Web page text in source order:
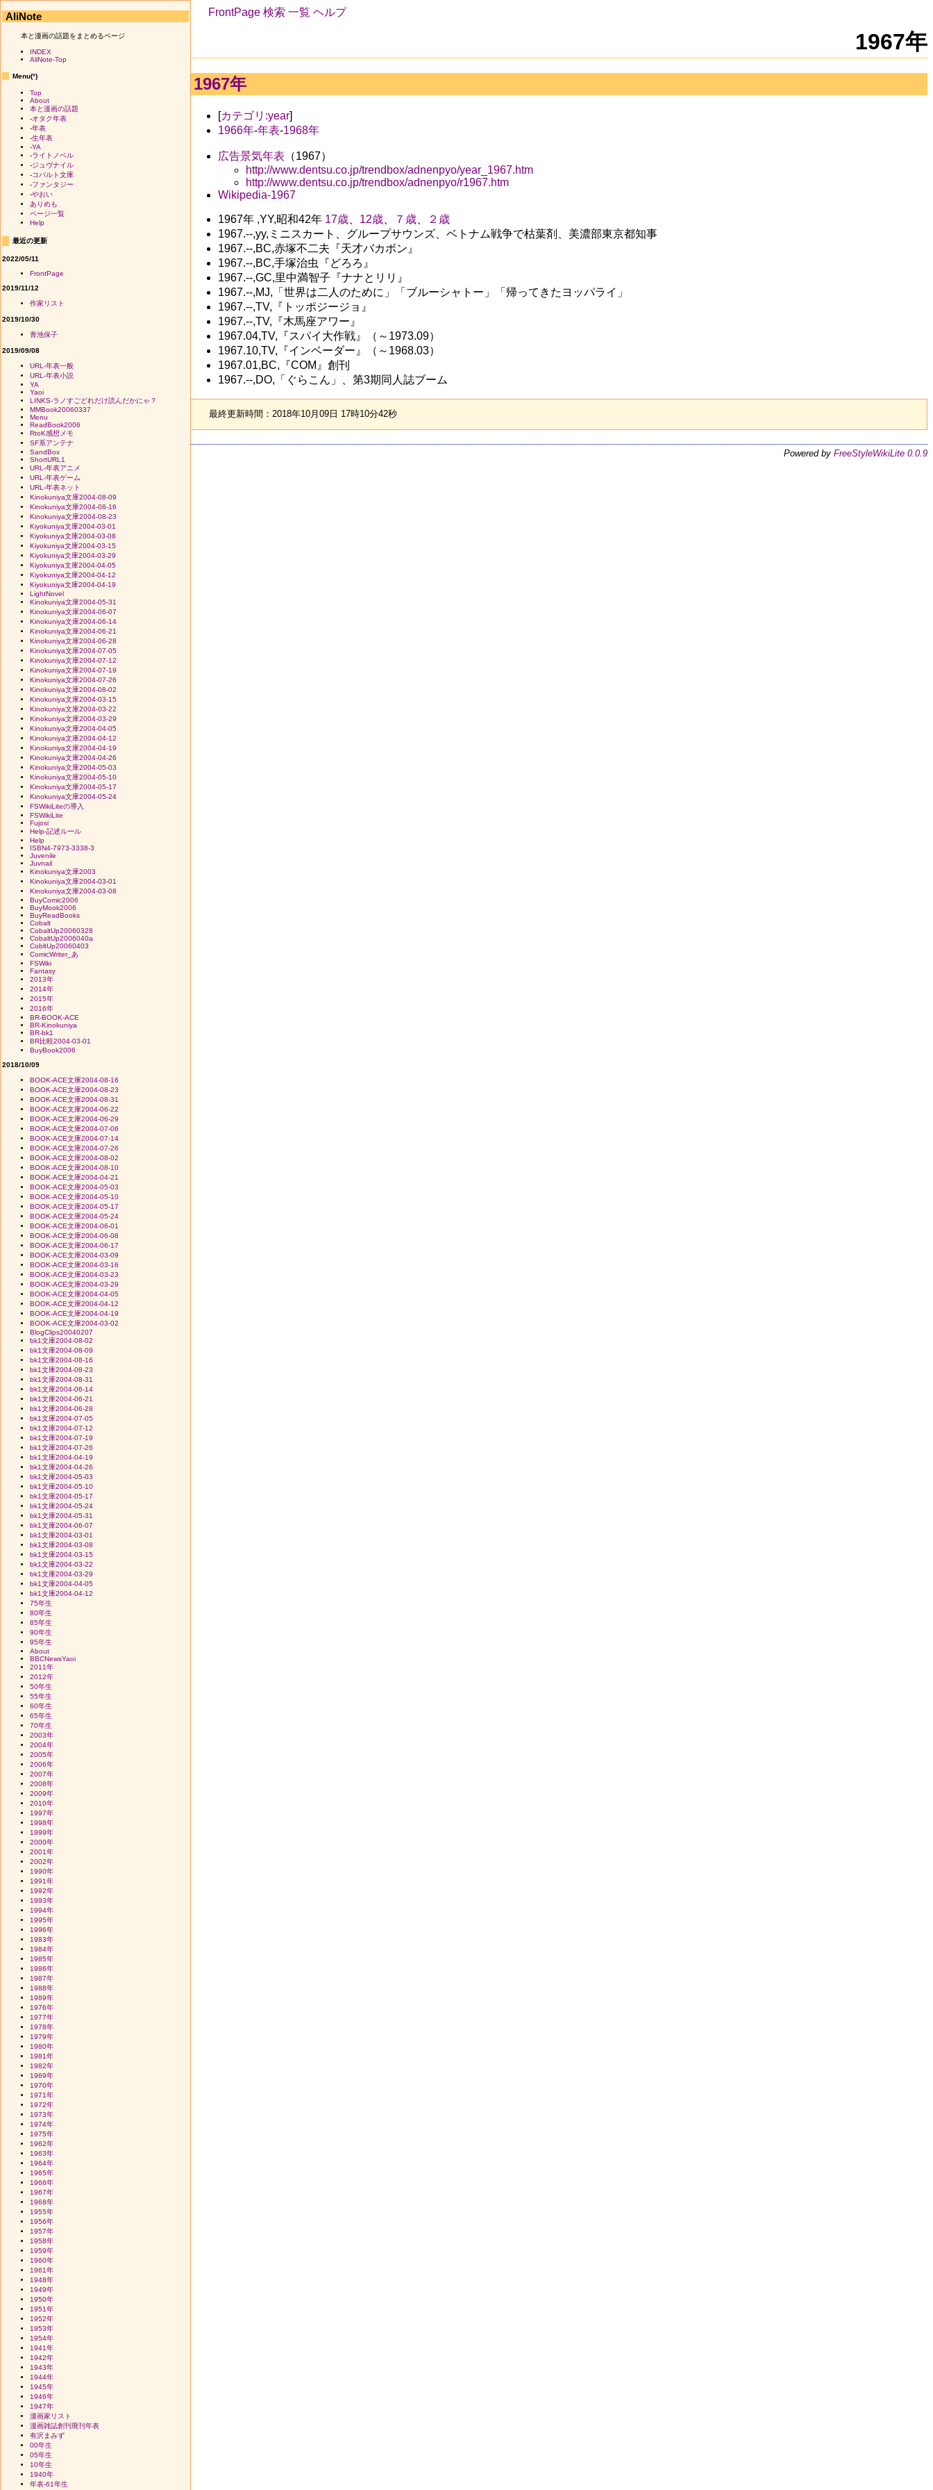
FrontPage 検索 一覧 ヘルプ
1967年
1967年
[カテゴリ:year]
1966年-年表-1968年
広告景気年表 （1967）
http://www.dentsu.co.jp/trendbox/adnenpyo/year_1967.htm
http://www.dentsu.co.jp/trendbox/adnenpyo/r1967.htm
Wikipedia-1967
1967年 ,YY,昭和42年 17歳、 12歳、 ７歳、
２歳
1967.--,yy,ミニスカート、グループサウンズ、ベトナム戦争で枯葉剤、美濃部東京都知事
1967.--,BC,赤塚不二夫『天才バカボン』
1967.--,BC,手塚治虫『どろろ』
1967.--,GC,里中満智子『ナナとリリ』
1967.--,MJ,「世界は二人のために」「ブルーシャトー」「帰ってきたヨッパライ」
1967.--,TV,『トッポジージョ』
1967.--,TV,『木馬座アワー』
1967.04,TV,『スパイ大作戦』（～1973.09）
1967.10,TV,『インベーダー』（～1968.03）
1967.01,BC,『COM』創刊
1967.--,DO,「ぐらこん」、第3期同人誌ブーム
最終更新時間：2018年10月09日 17時10分42秒
Powered by FreeStyleWikiLite 0.0.9
AliNote
本と漫画の話題をまとめるページ
INDEX
AliNote-Top
Menu(*)
Top
About
本と漫画の話題
-オタク年表
-年表
-生年表
-YA
-ライトノベル
-ジュヴナイル
-コバルト文庫
-ファンタジー
-やおい
ありめも
ページ一覧
Help
最近の更新
2022/05/11
FrontPage
2019/11/12
作家リスト
2019/10/30
青池保子
2019/09/08
URL-年表一般
URL-年表小説
YA
Yaoi
LINKS-ラノすごどれだけ読んだかにゃ？
MMBook20060337
Menu
ReadBook2006
RtoK感想メモ
SF系アンテナ
SandBox
ShortURL1
URL-年表アニメ
URL-年表ゲーム
URL-年表ネット
Kinokuniya文庫2004-08-09
Kinokuniya文庫2004-08-16
Kinokuniya文庫2004-08-23
Kiyokuniya文庫2004-03-01
Kiyokuniya文庫2004-03-08
Kiyokuniya文庫2004-03-15
Kiyokuniya文庫2004-03-29
Kiyokuniya文庫2004-04-05
Kiyokuniya文庫2004-04-12
Kiyokuniya文庫2004-04-19
LightNovel
Kinokuniya文庫2004-05-31
Kinokuniya文庫2004-06-07
Kinokuniya文庫2004-06-14
Kinokuniya文庫2004-06-21
Kinokuniya文庫2004-06-28
Kinokuniya文庫2004-07-05
Kinokuniya文庫2004-07-12
Kinokuniya文庫2004-07-19
Kinokuniya文庫2004-07-26
Kinokuniya文庫2004-08-02
Kinokuniya文庫2004-03-15
Kinokuniya文庫2004-03-22
Kinokuniya文庫2004-03-29
Kinokuniya文庫2004-04-05
Kinokuniya文庫2004-04-12
Kinokuniya文庫2004-04-19
Kinokuniya文庫2004-04-26
Kinokuniya文庫2004-05-03
Kinokuniya文庫2004-05-10
Kinokuniya文庫2004-05-17
Kinokuniya文庫2004-05-24
FSWikiLiteの導入
FSWikiLite
Fujosi
Help-記述ルール
Help
ISBN4-7973-3338-3
Juvenile
Juvnail
Kinokuniya文庫2003
Kinokuniya文庫2004-03-01
Kinokuniya文庫2004-03-08
BuyComic2006
BuyMook2006
BuyReadBooks
Cobalt
CobaltUp20060328
CobaltUp2006040a
CobltUp20060403
ComicWriter_あ
FSWiki
Fantasy
2013年
2014年
2015年
2016年
BR-BOOK-ACE
BR-Kinokuniya
BR-bk1
BR比較2004-03-01
BuyBook2006
2018/10/09
BOOK-ACE文庫2004-08-16
BOOK-ACE文庫2004-08-23
BOOK-ACE文庫2004-08-31
BOOK-ACE文庫2004-06-22
BOOK-ACE文庫2004-06-29
BOOK-ACE文庫2004-07-06
BOOK-ACE文庫2004-07-14
BOOK-ACE文庫2004-07-26
BOOK-ACE文庫2004-08-02
BOOK-ACE文庫2004-08-10
BOOK-ACE文庫2004-04-21
BOOK-ACE文庫2004-05-03
BOOK-ACE文庫2004-05-10
BOOK-ACE文庫2004-05-17
BOOK-ACE文庫2004-05-24
BOOK-ACE文庫2004-06-01
BOOK-ACE文庫2004-06-08
BOOK-ACE文庫2004-06-17
BOOK-ACE文庫2004-03-09
BOOK-ACE文庫2004-03-16
BOOK-ACE文庫2004-03-23
BOOK-ACE文庫2004-03-29
BOOK-ACE文庫2004-04-05
BOOK-ACE文庫2004-04-12
BOOK-ACE文庫2004-04-19
BOOK-ACE文庫2004-03-02
BlogClips20040207
bk1文庫2004-08-02
bk1文庫2004-08-09
bk1文庫2004-08-16
bk1文庫2004-08-23
bk1文庫2004-08-31
bk1文庫2004-06-14
bk1文庫2004-06-21
bk1文庫2004-06-28
bk1文庫2004-07-05
bk1文庫2004-07-12
bk1文庫2004-07-19
bk1文庫2004-07-26
bk1文庫2004-04-19
bk1文庫2004-04-26
bk1文庫2004-05-03
bk1文庫2004-05-10
bk1文庫2004-05-17
bk1文庫2004-05-24
bk1文庫2004-05-31
bk1文庫2004-06-07
bk1文庫2004-03-01
bk1文庫2004-03-08
bk1文庫2004-03-15
bk1文庫2004-03-22
bk1文庫2004-03-29
bk1文庫2004-04-05
bk1文庫2004-04-12
75年生
80年生
85年生
90年生
95年生
About
BBCNewsYaoi
2011年
2012年
50年生
55年生
60年生
65年生
70年生
2003年
2004年
2005年
2006年
2007年
2008年
2009年
2010年
1997年
1998年
1999年
2000年
2001年
2002年
1990年
1991年
1992年
1993年
1994年
1995年
1996年
1983年
1984年
1985年
1986年
1987年
1988年
1989年
1976年
1977年
1978年
1979年
1980年
1981年
1982年
1969年
1970年
1971年
1972年
1973年
1974年
1975年
1962年
1963年
1964年
1965年
1966年
1967年
1968年
1955年
1956年
1957年
1958年
1959年
1960年
1961年
1948年
1949年
1950年
1951年
1952年
1953年
1954年
1941年
1942年
1943年
1944年
1945年
1946年
1947年
漫画家リスト
漫画雑誌創刊廃刊年表
有沢まみず
00年生
05年生
10年生
1940年
年表-61年生